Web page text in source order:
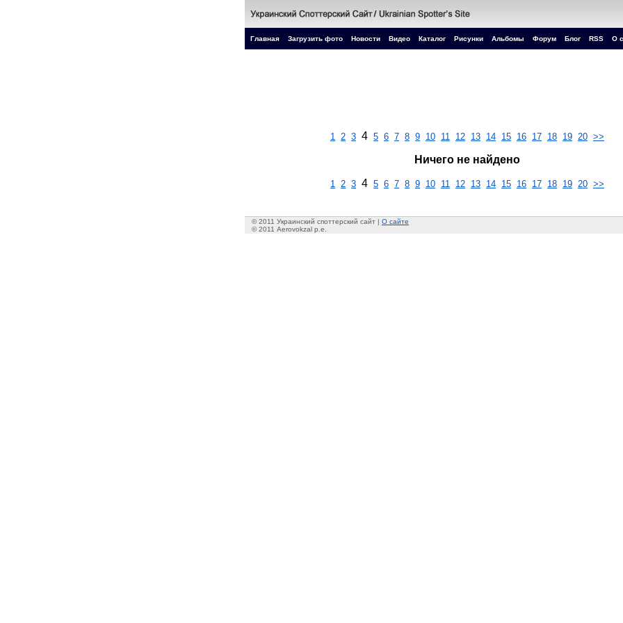
Главная Загрузить фото Новости Видео Каталог Рисунки Альбомы Форум Блог RSS О
1 2 3 4 5 6 7 8 9 10 11 12 13 14 15 16 17 18 19 20 >>
Ничего не найдено
1 2 3 4 5 6 7 8 9 10 11 12 13 14 15 16 17 18 19 20 >>
© 2011 Украинский споттерский сайт | О сайте
© 2011 Aerovokzal p.e.